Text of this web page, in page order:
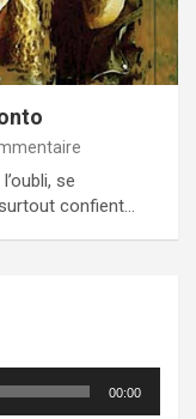
se
confient…
00:00